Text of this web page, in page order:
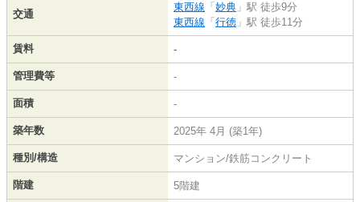
交通
東西線 「 妙典 」駅 徒歩9分
東西線 「 行徳 」駅 徒歩11分
賃料 -
管理費等 -
面積 -
築年数 2025年 4月 (築1年)
種別/構造 マンション/鉄筋コンクリート
階建 5階建